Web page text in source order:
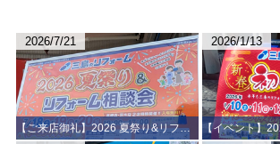
2026/7/21
【ご来店御礼】2026 夏祭り&リフォーム相談会 [高槻店・茨木店 同時開催しました！]
2026/1/13